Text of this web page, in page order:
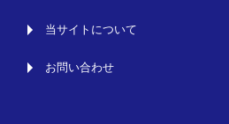
当サイトについて
お問い合わせ